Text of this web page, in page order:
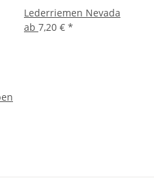
Lederriemen Nevada
ab 7,20 € *